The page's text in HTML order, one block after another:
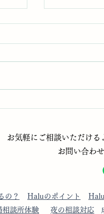
「自己PR
お気軽にご相談いただけ
お問い合わ
の？ ​Haluのポイント
相談所体験
​夜の相談対応